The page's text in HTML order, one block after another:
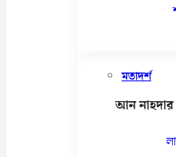
মতাদর্শ
আন নাহদার